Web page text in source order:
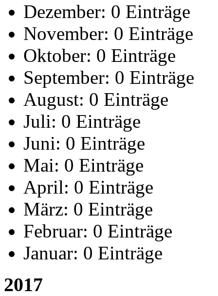
Dezember: 0 Einträge
November: 0 Einträge
Oktober: 0 Einträge
September: 0 Einträge
August: 0 Einträge
Juli: 0 Einträge
Juni: 0 Einträge
Mai: 0 Einträge
April: 0 Einträge
März: 0 Einträge
Februar: 0 Einträge
Januar: 0 Einträge
2017